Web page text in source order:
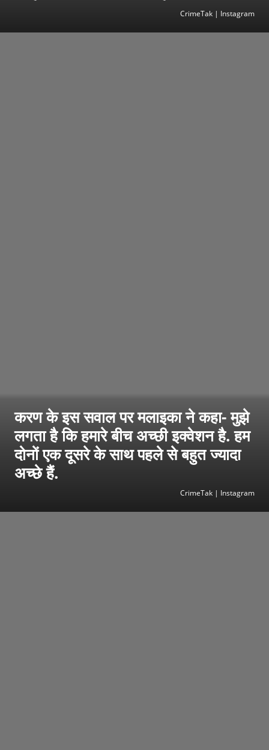
CrimeTak | Instagram
करण के इस सवाल पर मलाइका ने कहा- मुझे
लगता है कि हमारे बीच अच्छी इक्वेशन है. हम
दोनों एक दूसरे के साथ पहले से बहुत ज्यादा
अच्छे हैं.
CrimeTak | Instagram